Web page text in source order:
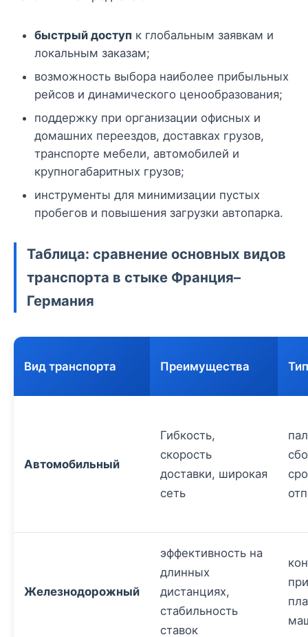
быстрый доступ к глобальным заявкам и
локальным заказам;
возможность выбора наиболее прибыльных
рейсов и динамического ценообразования;
поддержку при организации офисных и
домашних переездов, доставках грузов,
транспорте мебели, автомобилей и
крупногабаритных грузов;
инструменты для минимизации пустых
пробегов и повышения загрузки автопарка.
Таблица: сравнение основных видов
транспорта в стыке Франция–
Германия
Вид транспорта Преимущества
Автомобильный
Гибкость,
скорость
доставки, широкая
сеть
Железнодорожный
эффективность на
длинных
дистанциях,
стабильность
ставок